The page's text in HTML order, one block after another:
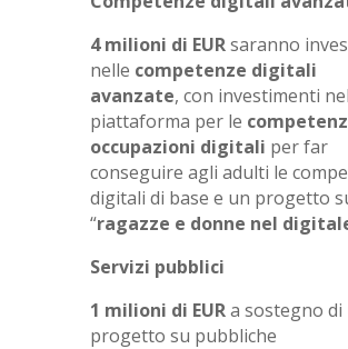
4 milioni di EURsaranno
nelle competenze digitali
avanzate, con investimenti
piattaforma per le
occupazioni digitali per far
conseguire agli adulti le
digitali di base e un progetto
“ragazze e donne nel
Servizi pubblici
1 milioni di EURa sostegno di
progetto su pubbliche